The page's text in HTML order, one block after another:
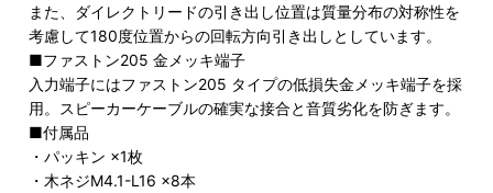
また、ダイレクトリードの引き出し位置は質量分布の対称性を
考慮して180度位置からの回転方向引き出しとしています。
■ファストン205 金メッキ端子
入力端子にはファストン205 タイプの低損失金メッキ端子を採
用。スピーカーケーブルの確実な接合と音質劣化を防ぎます。
■付属品
・パッキン ×1枚
・木ネジM4.1-L16 ×8本